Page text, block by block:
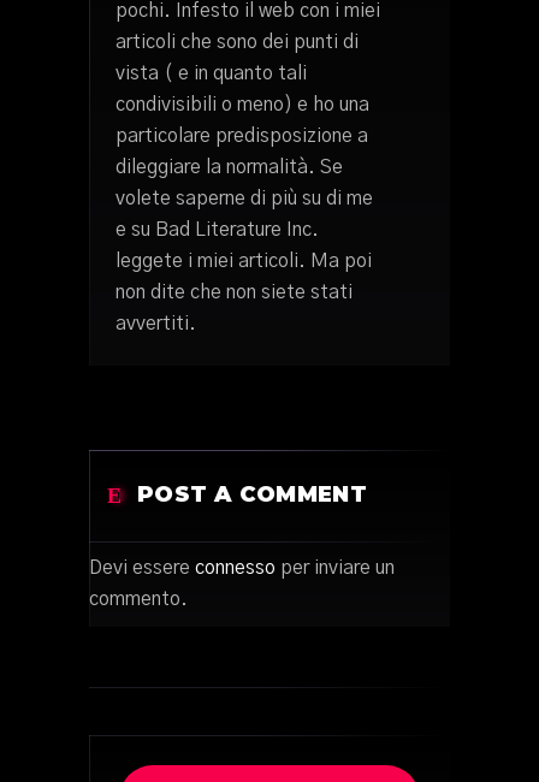
pochi. Infesto il web con i miei
articoli che sono dei punti di
vista ( e in quanto tali
condivisibili o meno) e ho una
particolare predisposizione a
dileggiare la normalità. Se
volete saperne di più su di me
e su Bad Literature Inc.
leggete i miei articoli. Ma poi
non dite che non siete stati
avvertiti.
POST A COMMENT
Devi essere connesso per inviare un
commento.